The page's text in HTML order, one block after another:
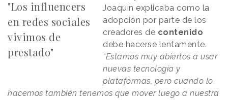
"Los influencers
en redes sociales
vivimos de
prestado"
Joaquin explicaba como la
adopción por parte de los
creadores de contenido
debe hacerse lentamente.
“Estamos muy abiertos a usar
nuevas tecnología y
plataformas, pero cuando lo
hacemos también tenemos que mover luego a nuestra